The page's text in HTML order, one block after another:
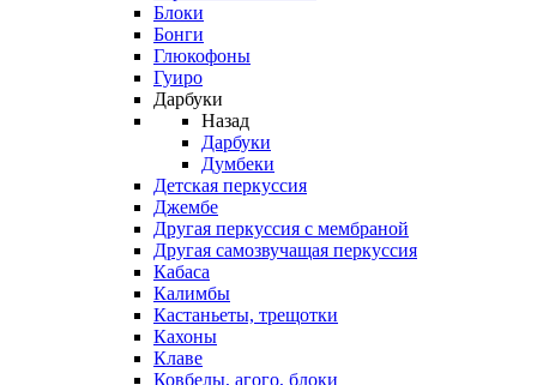
Блоки
Бонги
Глюкофоны
Гуиро
Дарбуки
Назад
Дарбуки
Думбеки
Детская перкуссия
Джембе
Другая перкуссия с мембраной
Другая самозвучащая перкуссия
Кабаса
Калимбы
Кастаньеты, трещотки
Кахоны
Клаве
Ковбелы, агого, блоки